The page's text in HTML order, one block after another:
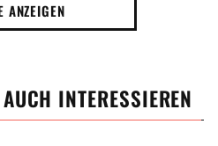
ANZEIGEN
INTERESSIEREN